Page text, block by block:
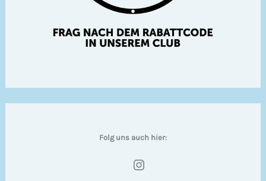
Folg uns auch hier:
Instagram